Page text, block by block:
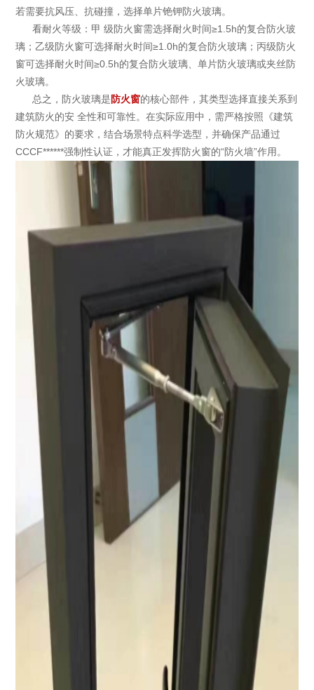
若需要抗风压、抗碰撞，选择单片铯钾防火玻璃。
看耐火等级：甲 级防火窗需选择耐火时间≥1.5h的复合防火玻
璃；乙级防火窗可选择耐火时间≥1.0h的复合防火玻璃；丙级防火
窗可选择耐火时间≥0.5h的复合防火玻璃、单片防火玻璃或夹丝防
火玻璃。
总之，防火玻璃是防火窗的核心部件，其类型选择直接关系到
建筑防火的安 全性和可靠性。在实际应用中，需严格按照《建筑
防火规范》的要求，结合场景特点科学选型，并确保产品通过
CCCF******强制性认证，才能真正发挥防火窗的“防火墙”作用。